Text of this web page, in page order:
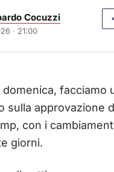
Cocuzzi
· 21:00
domenica, facciamo
sulla approvazione
con i
giorni.